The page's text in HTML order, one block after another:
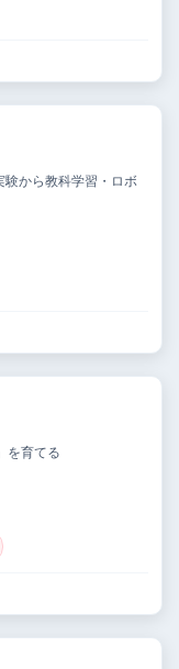
験から教科学習・ロボ
を育てる